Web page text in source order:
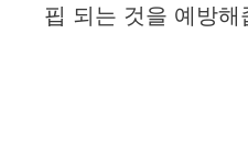
핍 되는 것을 예방해